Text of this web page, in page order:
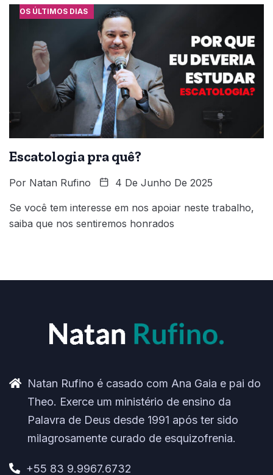
OS ÚLTIMOS DIAS
Escatologia pra quê?
Por Natan Rufino 4 De Junho De 2025
Se você tem interesse em nos apoiar neste trabalho,
saiba que nos sentiremos honrados
Natan Rufino é casado com Ana Gaia e pai do
Theo. Exerce um ministério de ensino da
Palavra de Deus desde 1991 após ter sido
milagrosamente curado de esquizofrenia.
+55 83 9.9967.6732